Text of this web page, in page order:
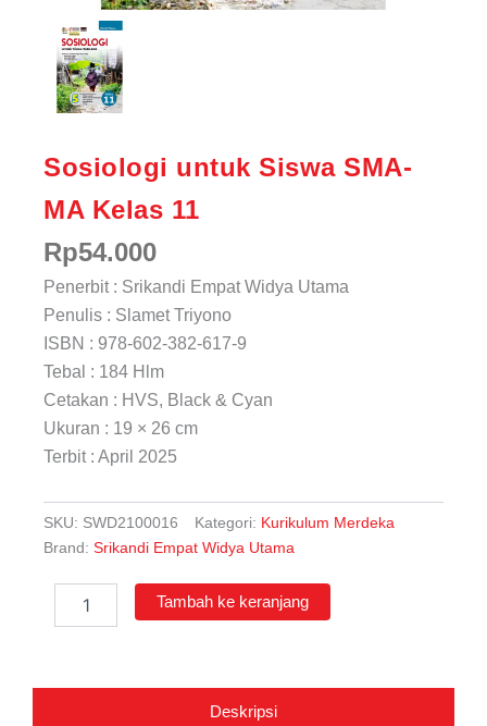
Sosiologi untuk Siswa SMA-
MA Kelas 11
Rp54.000
Penerbit : Srikandi Empat Widya Utama
Penulis : Slamet Triyono
ISBN : 978-602-382-617-9
Tebal : 184 Hlm
Cetakan : HVS, Black & Cyan
Ukuran : 19 × 26 cm
Terbit : April 2025
SKU: SWD2100016 Kategori: Kurikulum Merdeka
Brand: Srikandi Empat Widya Utama
Sosiologi
Tambah ke keranjang
Deskripsi